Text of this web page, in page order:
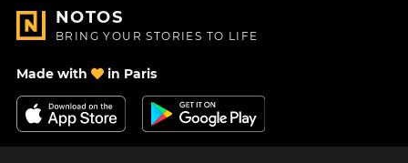
NOTOS
BRING YOUR STORIES TO LIFE
Made with in Paris